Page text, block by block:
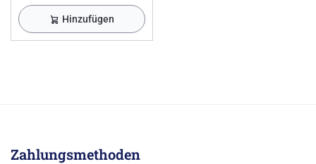
Hinzufügen
Zahlungsmethoden